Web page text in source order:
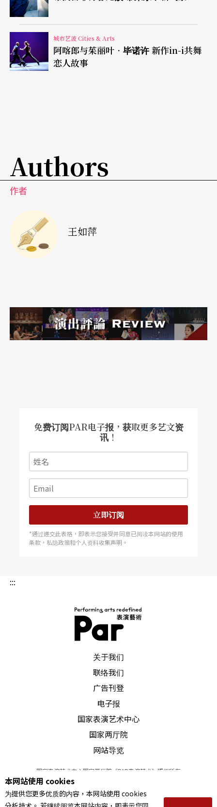
舞的基本功也是
加上史帝芬．赖克的极限音乐，近乎精准的运算，
表现出肢体和音符视觉化的巧思，而巧思之外，人
体的温度似乎保留在舞台镜框中无法穿透出来，是
伦敦正热的Hofesh Shechter以自由不羁的爆发力紧
紧揪住观众的胃口；纽约当地的The Bakery诙谐轻
快的男子双人舞，释放观众的生活压力博得一笑；
族色彩，以及对人性关怀的庄严对待；模斯．康宁
汉与保罗．泰勒，皆以大师姿态，带领观众重温舞
水席式的舞蹈汇演，让观众可以投其所好各取所
需，旧识新客齐聚一堂，宾主尽欢。纽约每年秋天
的舞蹈盛事，明年见。
城市艺波 Cities & Arts
阿喀郎与茱丽叶．毕诺许 新作in-i共舞
恋人故事
Authors
作者
王如萍
免费订阅PAR电子报，获取更多艺文资
讯！
立即订阅
*通过递交此表格，即表示您接受并同意已阅读本网站的使用
条款，私隐政策和个人资料收集声明。
:::
关于我们
联络我们
广告刊登
电子报
国家表演艺术中心
国家两厅院
网站导览
国家表演艺术中心国家两厅院《PAR表演艺术》版权所有
© 2022Performing arts redefined. All Rights Reserved
统一编号 Tax Id number 00973926
本网站使用 cookies
为提供您更多优质的内容，本网站使用 cookies